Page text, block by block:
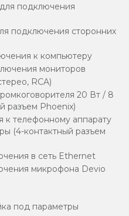
подключения
подключения сторонних
к компьютеру
мониторов
RCA)
20 Вт / 8
разъем Phoenix)
к телефонному аппарату
(4-контактный разъем
в сеть Ethernet
микрофона Devio
под параметры